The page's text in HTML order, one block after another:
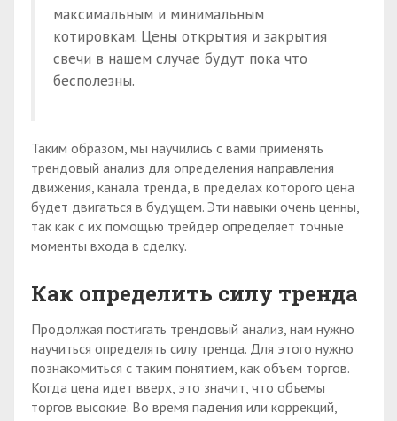
максимальным и минимальным
котировкам. Цены открытия и закрытия
свечи в нашем случае будут пока что
бесполезны.
Таким образом, мы научились с вами применять
трендовый анализ для определения направления
движения, канала тренда, в пределах которого цена
будет двигаться в будущем. Эти навыки очень ценны,
так как с их помощью трейдер определяет точные
моменты входа в сделку.
Как определить силу тренда
Продолжая постигать трендовый анализ, нам нужно
научиться определять силу тренда. Для этого нужно
познакомиться с таким понятием, как объем торгов.
Когда цена идет вверх, это значит, что объемы
торгов высокие. Во время падения или коррекций,